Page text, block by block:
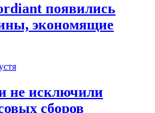
появились
экономящие
не исключили
сборов